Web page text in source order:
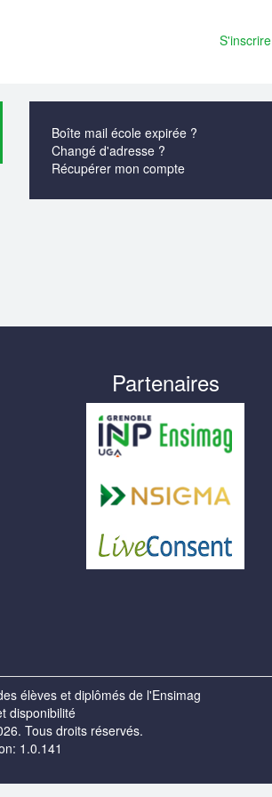
S'inscrire
Boîte mail école expirée ?
Changé d'adresse ?
Récupérer mon compte
Partenaires
élèves et diplômés de l'Ensimag
disponibilité
Tous droits réservés.
1.0.141